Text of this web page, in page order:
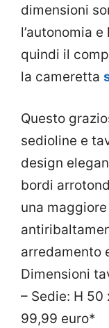
dimensioni
l’autonomia
quindi il
la cameretta
Questo
sedioline e
design
bordi
una
arredamento
Dimensioni
– Sedie: H 50
99,99 euro*